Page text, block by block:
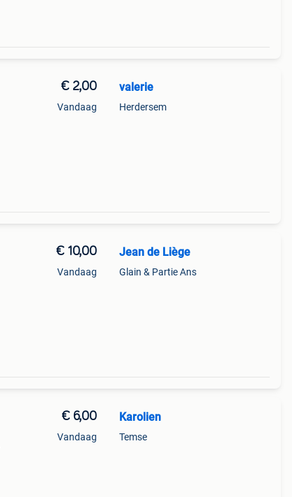
€ 2,00
Vandaag
valerie
Herdersem
€ 10,00
Vandaag
Jean de Liège
Glain & Partie Ans
€ 6,00
Vandaag
Karolien
Temse